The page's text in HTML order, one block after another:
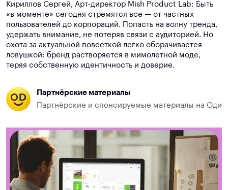
Кириллов Сергей, Арт-директор Mish Product Lab: Быть
«в моменте» сегодня стремятся все — от частных
пользователей до корпораций. Попасть на волну тренда,
удержать внимание, не потеряв связи с аудиторией. Но
охота за актуальной повесткой легко оборачивается
ловушкой: бренд растворяется в мимолетной моде,
теряя собственную идентичность и доверие.
Партнёрские материалы
Партнёрские и спонсируемые материалы на Оди